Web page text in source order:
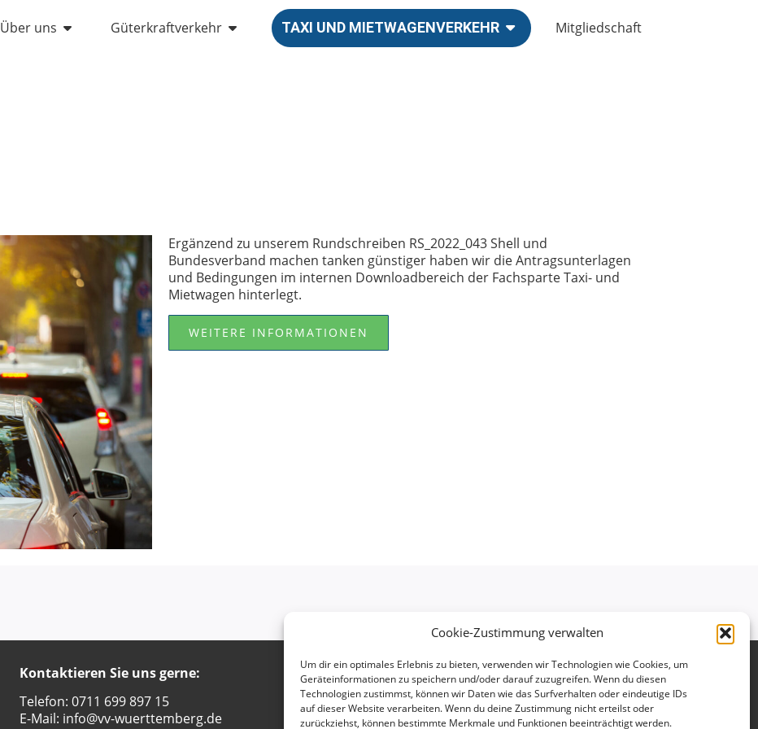
Cookie-Zustimmung verwalten
Um dir ein optimales Erlebnis zu bieten, verwenden wir Technologien wie Cookies, um
Geräteinformationen zu speichern und/oder darauf zuzugreifen. Wenn du diesen
Technologien zustimmst, können wir Daten wie das Surfverhalten oder eindeutige IDs
auf dieser Website verarbeiten. Wenn du deine Zustimmung nicht erteilst oder
zurückziehst, können bestimmte Merkmale und Funktionen beeinträchtigt werden.
Über uns Güterkraftverkehr TAXI UND MIETWAGENVERKEHR Mitgliedschaft
Ergänzend zu unserem Rundschreiben RS_2022_043 Shell und
Bundesverband machen tanken günstiger haben wir die Antragsunterlagen
und Bedingungen im internen Downloadbereich der Fachsparte Taxi- und
Mietwagen hinterlegt.
WEITERE INFORMATIONEN
Kontaktieren Sie uns gerne:
Telefon: 0711 699 897 15
E-Mail: info@vv-wuerttemberg.de
Geschäftsstelle
Hedelfinger Str. 25
70327 Stuttgart